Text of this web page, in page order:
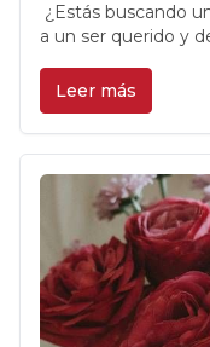
¿Estás buscando
a un ser querido y
Leer más